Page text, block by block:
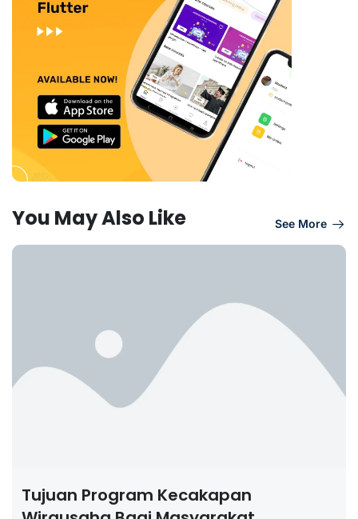
You May Also Like See More
Tujuan Program Kecakapan